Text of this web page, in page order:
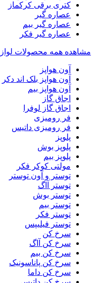
کتری برقی کرکماز
عصاره گیر
عصاره گیر بیم
عصاره گیر فکر
مشاهده همه محصولات
آون هواپز
آون هواپز بلک اند دکر
آون هواپز بیم
اجاق گاز
اجاق گاز لوفرا
فر رومیزی
فر رومیزی داتیس
پلوپز
پلوپز بوش
پلوپز بیم
مولتی کوکر فکر
توستر و آون توستر
توستر آاگ
توستر بوش
توستر بیم
توستر فکر
توستر فیلیپس
سرخ کن
سرخ کن آاگ
سرخ کن بیم
سرخ کن پاناسونیک
سرخ کن داما